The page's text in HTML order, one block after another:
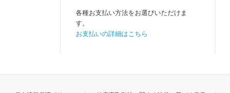
各種お支払い方法をお選びいただけま
す。
お支払いの詳細はこちら